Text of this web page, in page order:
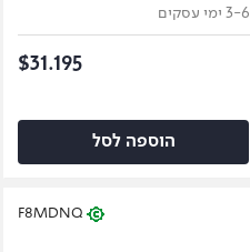
3-6 ימי עסקים
$31.195
הוספה לסל